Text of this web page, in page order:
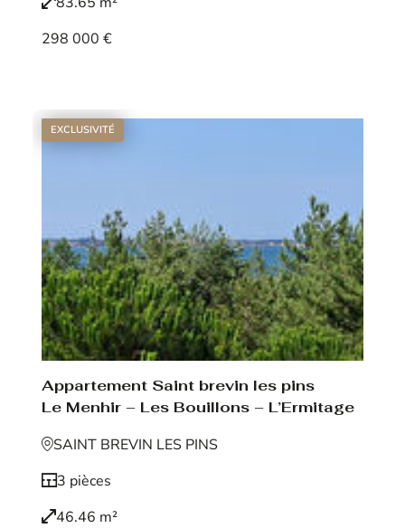
298 000 €
EXCLUSIVITÉ
Appartement Saint brevin les pins
Le Menhir – Les Bouillons – L’Ermitage
SAINT BREVIN LES PINS
3 pièces
46.46 m²